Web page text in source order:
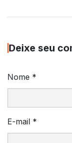
Deixe seu
Nome *
E-mail *